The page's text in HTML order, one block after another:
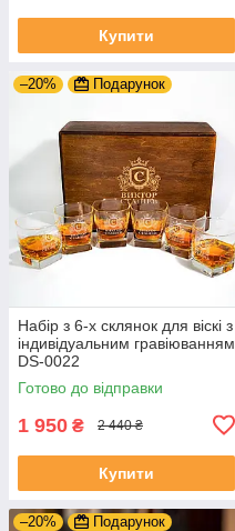
Купити
–20% Подарунок
Набір з 6-х склянок для віскі з
індивідуальним гравіюванням
DS-0022
Готово до відправки
1 950 ₴ 2 440 ₴
Купити
–20% Подарунок